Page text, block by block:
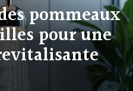
pommeaux
pour une